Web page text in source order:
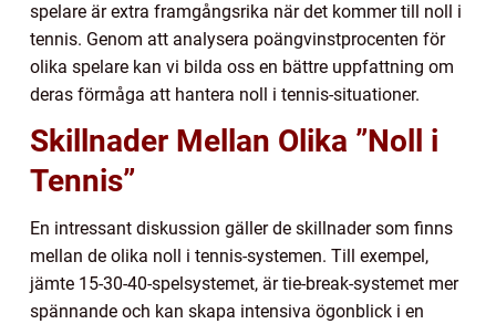
spelare är extra framgångsrika när det kommer till noll i
tennis. Genom att analysera poängvinstprocenten för
olika spelare kan vi bilda oss en bättre uppfattning om
deras förmåga att hantera noll i tennis-situationer.
Skillnader Mellan Olika ”Noll i
Tennis”
En intressant diskussion gäller de skillnader som finns
mellan de olika noll i tennis-systemen. Till exempel,
jämte 15-30-40-spelsystemet, är tie-break-systemet mer
spännande och kan skapa intensiva ögonblick i en